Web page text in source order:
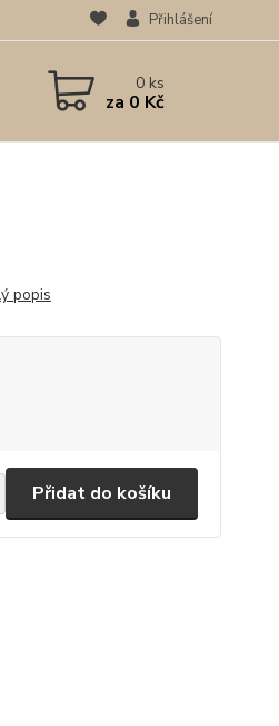
Přihlášení
0ks
za 0 Kč
popis
Přidat do košíku